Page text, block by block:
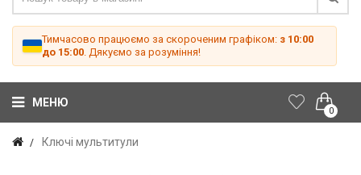
Тимчасово працюємо за скороченим графіком: з 10:00
до 15:00 . Дякуємо за розуміння!
0
МЕНЮ
Ключі мультитули